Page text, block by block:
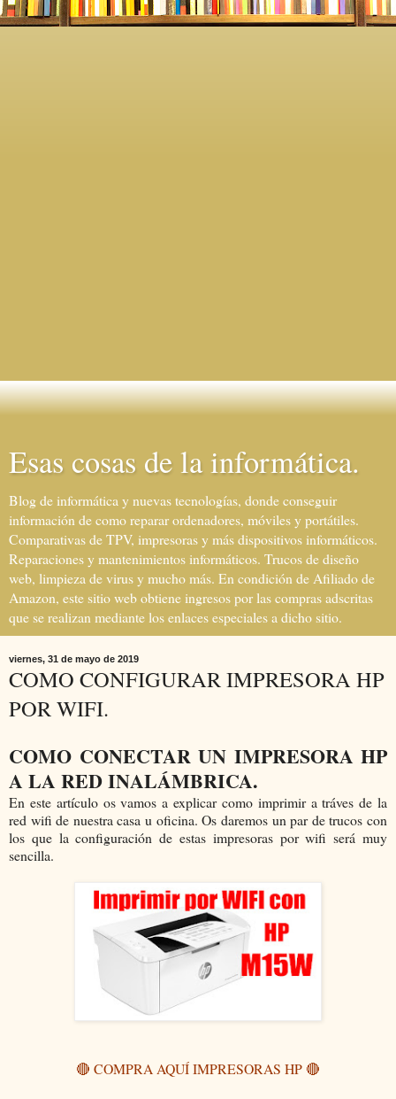
Esas cosas de la informática.
Blog de informática y nuevas tecnologías, donde conseguir
información de como reparar ordenadores, móviles y portátiles.
Comparativas de TPV, impresoras y más dispositivos informáticos.
Reparaciones y mantenimientos informáticos. Trucos de diseño
web, limpieza de virus y mucho más. En condición de Afiliado de
Amazon, este sitio web obtiene ingresos por las compras adscritas
que se realizan mediante los enlaces especiales a dicho sitio.
viernes, 31 de mayo de 2019
COMO CONFIGURAR IMPRESORA HP
POR WIFI.
COMO CONECTAR UN IMPRESORA HP
A LA RED INALÁMBRICA.
En este artículo os vamos a explicar como imprimir a tráves de la
red wifi de nuestra casa u oficina. Os daremos un par de trucos con
los que la configuración de estas impresoras por wifi será muy
sencilla.
🔴 COMPRA AQUÍ IMPRESORAS HP 🔴